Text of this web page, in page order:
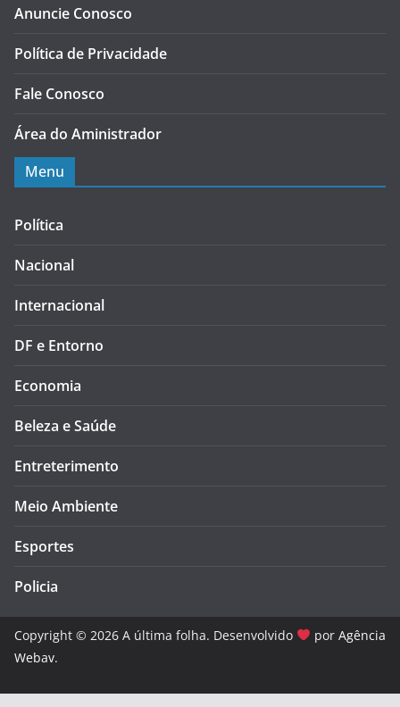
Anuncie Conosco
Política de Privacidade
Fale Conosco
Área do Aministrador
Menu
Política
Nacional
Internacional
DF e Entorno
Economia
Beleza e Saúde
Entreterimento
Meio Ambiente
Esportes
Policia
Copyright © 2026 A última folha. Desenvolvido por Agência
Webav.